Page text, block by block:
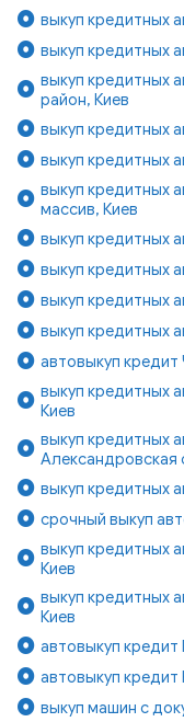
выкуп кредитных
выкуп кредитных
выкуп кредитных
район, Киев
выкуп кредитных
выкуп кредитных
выкуп кредитных
массив, Киев
выкуп кредитных
выкуп кредитных
выкуп кредитных
выкуп кредитных
автовыкуп кредит
выкуп кредитных
Киев
выкуп кредитных
Александровская
выкуп кредитных
срочный выкуп
выкуп кредитных
Киев
выкуп кредитных
Киев
автовыкуп кредит
автовыкуп
выкуп машин с